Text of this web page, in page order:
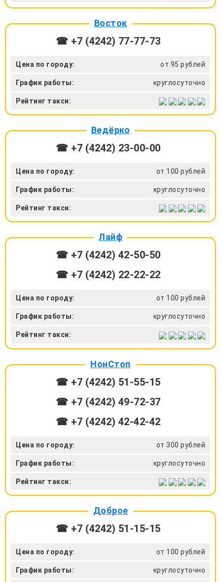
Восток
☎ +7 (4242) 77‑77-73
Цена по городу: от 95 рублей
График работы: круглосуточно
Рейтинг такси:
Ведёрко
☎ +7 (4242) 23‑00-00
Цена по городу: от 100 рублей
График работы: круглосуточно
Рейтинг такси:
Лайф
☎ +7 (4242) 42‑50-50
☎ +7 (4242) 22‑22-22
Цена по городу: от 100 рублей
График работы: круглосуточно
Рейтинг такси:
НонСтоп
☎ +7 (4242) 51‑55-15
☎ +7 (4242) 49‑72-37
☎ +7 (4242) 42‑42-42
Цена по городу: от 300 рублей
График работы: круглосуточно
Рейтинг такси:
Доброе
☎ +7 (4242) 51‑15-15
Цена по городу: от 100 рублей
График работы: круглосуточно